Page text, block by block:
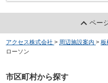
ペー
アクセス株式会社 > 周辺施設案内 > 板
ローソン
市区町村から探す